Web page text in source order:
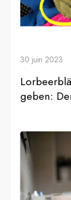
30 juin 2023
geben: